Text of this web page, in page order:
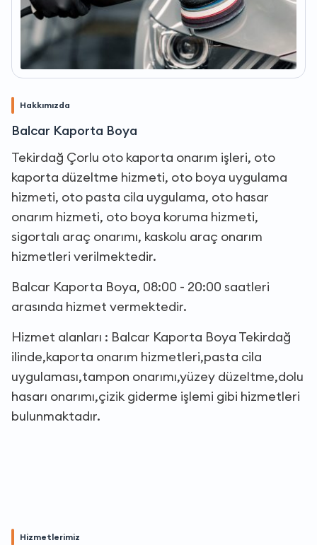
Hakkımızda
Balcar Kaporta Boya
Tekirdağ Çorlu oto kaporta onarım işleri, oto
kaporta düzeltme hizmeti, oto boya uygulama
hizmeti, oto pasta cila uygulama, oto hasar
onarım hizmeti, oto boya koruma hizmeti,
sigortalı araç onarımı, kaskolu araç onarım
hizmetleri verilmektedir.
Balcar Kaporta Boya, 08:00 - 20:00 saatleri
arasında hizmet vermektedir.
Hizmet alanları : Balcar Kaporta Boya Tekirdağ
ilinde,kaporta onarım hizmetleri,pasta cila
uygulaması,tampon onarımı,yüzey düzeltme,dolu
hasarı onarımı,çizik giderme işlemi gibi hizmetleri
bulunmaktadır.
Hizmetlerimiz